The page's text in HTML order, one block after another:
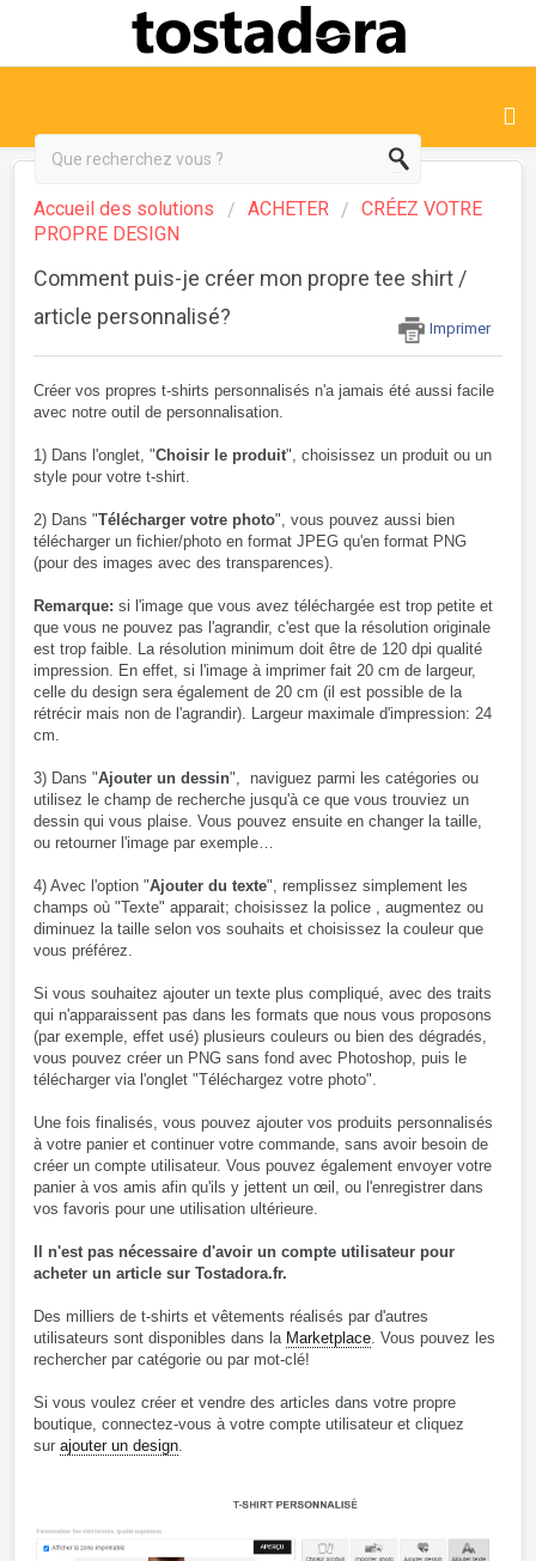
Accueil des solutions ACHETER
CRÉEZ VOTRE
PROPRE DESIGN
Comment puis-je créer mon propre tee shirt /
article personnalisé?
Imprimer
Créer vos propres t-shirts personnalisés n'a jamais été aussi facile
avec notre outil de personnalisation.
1) Dans l'onglet, "Choisir le produit", choisissez un produit ou un
style pour votre t-shirt.
2) Dans "Télécharger votre photo", vous pouvez aussi bien
télécharger un fichier/photo en format JPEG qu'en format PNG
(pour des images avec des transparences).
Remarque: si l'image que vous avez téléchargée est trop petite et
que vous ne pouvez pas l'agrandir, c'est que la résolution originale
est trop faible. La résolution minimum doit être de 120 dpi qualité
impression. En effet, si l'image à imprimer fait 20 cm de largeur,
celle du design sera également de 20 cm (il est possible de la
rétrécir mais non de l'agrandir). Largeur maximale d'impression: 24
cm.
3) Dans "Ajouter un dessin", naviguez parmi les catégories ou
utilisez le champ de recherche jusqu'à ce que vous trouviez un
dessin qui vous plaise. Vous pouvez ensuite en changer la taille,
ou retourner l'image par exemple…
4) Avec l'option "Ajouter du texte", remplissez simplement les
champs où "Texte" apparait; choisissez la police , augmentez ou
diminuez la taille selon vos souhaits et choisissez la couleur que
vous préférez.
Si vous souhaitez ajouter un texte plus compliqué, avec des traits
qui n'apparaissent pas dans les formats que nous vous proposons
(par exemple, effet usé) plusieurs couleurs ou bien des dégradés,
vous pouvez créer un PNG sans fond avec Photoshop, puis le
télécharger via l'onglet "Téléchargez votre photo".
Une fois finalisés, vous pouvez ajouter vos produits personnalisés
à votre panier et continuer votre commande, sans avoir besoin de
créer un compte utilisateur. Vous pouvez également envoyer votre
panier à vos amis afin qu'ils y jettent un œil, ou l'enregistrer dans
vos favoris pour une utilisation ultérieure.
Il n'est pas nécessaire d'avoir un compte utilisateur pour
acheter un article sur Tostadora.fr.
Des milliers de t-shirts et vêtements réalisés par d'autres
utilisateurs sont disponibles dans la Marketplace. Vous pouvez les
rechercher par catégorie ou par mot-clé!
Si vous voulez créer et vendre des articles dans votre propre
boutique, connectez-vous à votre compte utilisateur et cliquez
sur ajouter un design.